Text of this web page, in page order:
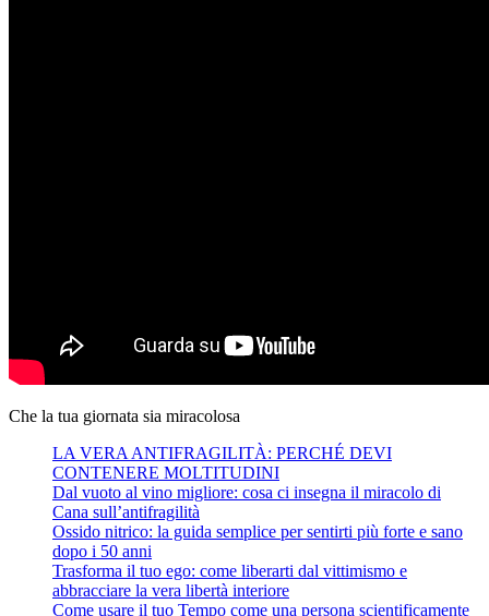
Che la tua giornata sia miracolosa
LA VERA ANTIFRAGILITÀ: PERCHÉ DEVI
CONTENERE MOLTITUDINI
Dal vuoto al vino migliore: cosa ci insegna il miracolo di
Cana sull’antifragilità
Ossido nitrico: la guida semplice per sentirti più forte e sano
dopo i 50 anni
Trasforma il tuo ego: come liberarti dal vittimismo e
abbracciare la vera libertà interiore
Come usare il tuo Tempo come una persona scientificamente